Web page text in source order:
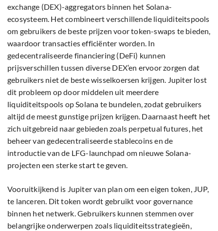
exchange (DEX)-aggregators binnen het Solana-
ecosysteem. Het combineert verschillende liquiditeitspools
om gebruikers de beste prijzen voor token-swaps te bieden,
waardoor transacties efficiënter worden. In
gedecentraliseerde financiering (DeFi) kunnen
prijsverschillen tussen diverse DEX’en ervoor zorgen dat
gebruikers niet de beste wisselkoersen krijgen. Jupiter lost
dit probleem op door middelen uit meerdere
liquiditeitspools op Solana te bundelen, zodat gebruikers
altijd de meest gunstige prijzen krijgen. Daarnaast heeft het
zich uitgebreid naar gebieden zoals perpetual futures, het
beheer van gedecentraliseerde stablecoins en de
introductie van de LFG-launchpad om nieuwe Solana-
projecten een sterke start te geven.
Vooruitkijkend is Jupiter van plan om een eigen token, JUP,
te lanceren. Dit token wordt gebruikt voor governance
binnen het netwerk. Gebruikers kunnen stemmen over
belangrijke onderwerpen zoals liquiditeitsstrategieën,